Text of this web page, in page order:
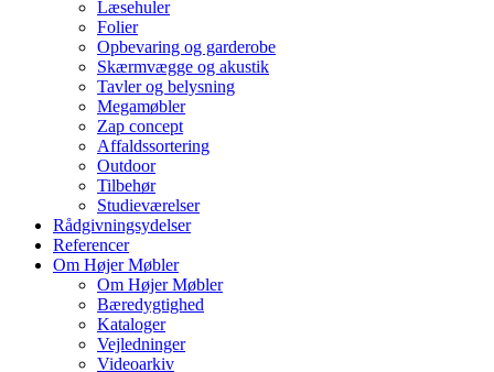
Læsehuler
Folier
Opbevaring og garderobe
Skærmvægge og akustik
Tavler og belysning
Megamøbler
Zap concept
Affaldssortering
Outdoor
Tilbehør
Studieværelser
Rådgivningsydelser
Referencer
Om Højer Møbler
Om Højer Møbler
Bæredygtighed
Kataloger
Vejledninger
Videoarkiv